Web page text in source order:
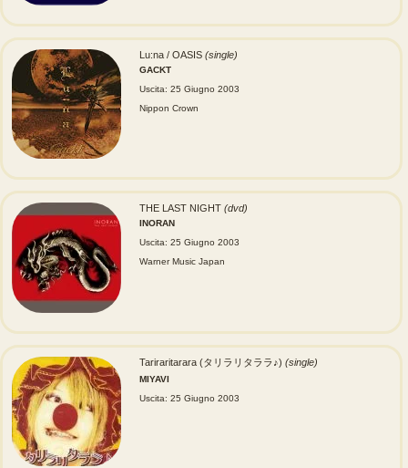
Lu:na / OASIS (single)
GACKT
Uscita: 25 Giugno 2003
Nippon Crown
THE LAST NIGHT (dvd)
INORAN
Uscita: 25 Giugno 2003
Warner Music Japan
Tariraritarara (タリラリタララ♪) (single)
MIYAVI
Uscita: 25 Giugno 2003